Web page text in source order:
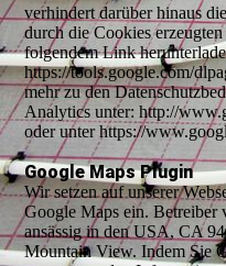
verhindert darüber hinaus
durch die Cookies
folgendem Link
https://tools.google.com/
mehr zu den
Analytics unter: http://
oder unter https://
Google Maps Plugin
Wir setzen auf unserer
Google Maps ein.
ansässig in den USA, CA
Mountain View. Indem Sie